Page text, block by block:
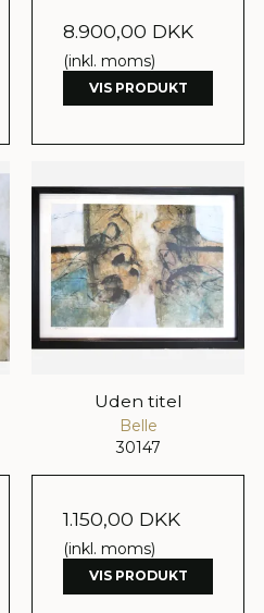
8.900,00 DKK
(inkl. moms)
VIS PRODUKT
Uden titel
Belle
30147
1.150,00 DKK
(inkl. moms)
VIS PRODUKT